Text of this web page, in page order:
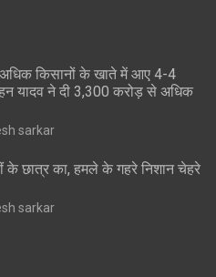
किसानों के खाते में आए 4-4
यादव ने दी 3,300 करोड़ से अधिक
sarkar
के छात्र का, हमले के गहरे निशान चेहरे
sarkar